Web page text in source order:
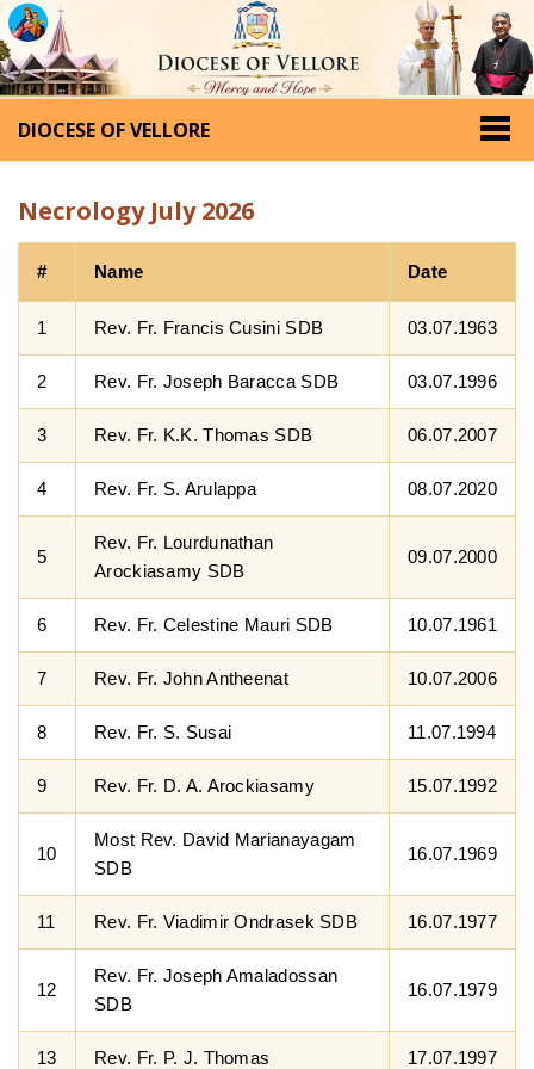
DIOCESE OF VELLORE
Necrology July 2026
# Name Date
1 Rev. Fr. Francis Cusini SDB 03.07.1963
2 Rev. Fr. Joseph Baracca SDB 03.07.1996
3 Rev. Fr. K.K. Thomas SDB 06.07.2007
4 Rev. Fr. S. Arulappa 08.07.2020
5
Rev. Fr. Lourdunathan
Arockiasamy SDB
09.07.2000
6 Rev. Fr. Celestine Mauri SDB 10.07.1961
7 Rev. Fr. John Antheenat 10.07.2006
8 Rev. Fr. S. Susai 11.07.1994
9 Rev. Fr. D. A. Arockiasamy 15.07.1992
10
Most Rev. David Marianayagam
SDB
16.07.1969
11 Rev. Fr. Viadimir Ondrasek SDB 16.07.1977
12
Rev. Fr. Joseph Amaladossan
SDB
16.07.1979
13 Rev. Fr. P. J. Thomas 17.07.1997